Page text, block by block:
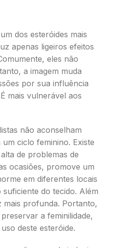
dos esteróides mais
apenas ligeiros efeitos
eles não
a imagem muda
por sua influência
mais vulnerável aos
não aconselham
ciclo feminino. Existe
de problemas de
ocasiões, promove um
em diferentes locais
do tecido. Além
profunda. Portanto,
a feminilidade,
deste esteróide.